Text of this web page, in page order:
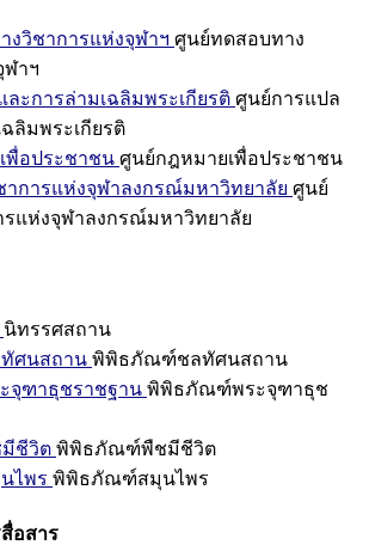
งวิชาการแห่งจุฬาฯ ศูนย์ทดสอบทาง
ฬาฯ
ะการล่ามเฉลิมพระเกียรติ ศูนย์การแปล
ลิมพระเกียรติ
พื่อประชาชน ศูนย์กฎหมายเพื่อประชาชน
าการแห่งจุฬาลงกรณ์มหาวิทยาลัย ศูนย์
รแห่งจุฬาลงกรณ์มหาวิทยาลัย
นิทรรศสถาน
ศนสถาน พิพิธภัณฑ์ชลทัศนสถาน
ฑาธุชราชฐาน พิพิธภัณฑ์พระจุฑาธุช
ชีวิต พิพิธภัณฑ์พืชมีชีวิต
ไพร พิพิธภัณฑ์สมุนไพร
อสาร